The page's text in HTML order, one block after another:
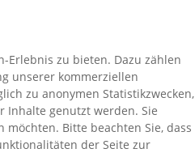
Erlebnis zu bieten. Dazu zählen
unserer kommerziellen
zu anonymen Statistikzwecken,
Inhalte genutzt werden. Sie
möchten. Bitte beachten Sie, dass
der Seite zur